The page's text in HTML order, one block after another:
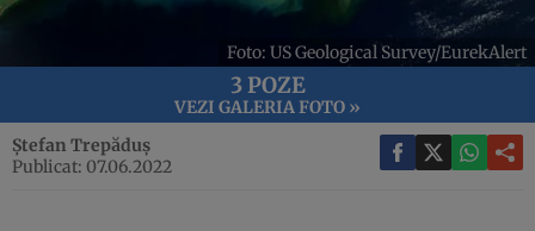
Foto: US Geological Survey/EurekAlert
3 POZE
VEZI GALERIA FOTO »
Ștefan Trepăduș
Publicat: 07.06.2022